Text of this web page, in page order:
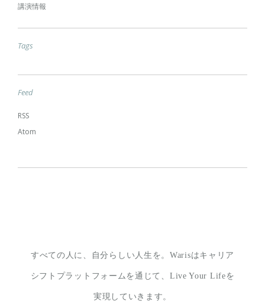
講演情報
Tags
Feed
RSS
Atom
すべての人に、自分らしい人生を。Warisはキャリア
シフトプラットフォームを通じて、 Live Your Lifeを
実現していきます。